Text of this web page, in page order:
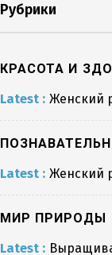
Рубрики
КРАСОТА И
Latest : Женский
Latest : Женский
МИР ПРИРОДЫ
Latest :